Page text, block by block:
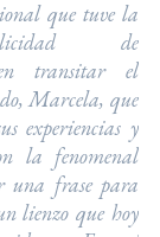
que tuve la
felicidad de
transitar el
Marcela, que
experiencias y
la fenomenal
una frase para
lienzo que hoy